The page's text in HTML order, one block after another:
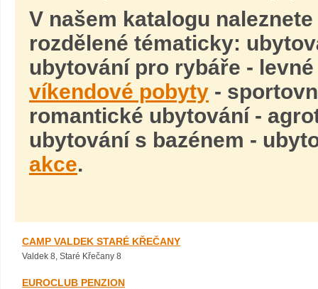
V našem katalogu
rozdělené tématicky:
ubytování pro rybáře -
víkendové pobyty -
romantické ubytování -
ubytování s bazénem -
akce.
CAMP VALDEK STARÉ KŘEČANY
Valdek 8, Staré Křečany 8
EUROCLUB PENZION